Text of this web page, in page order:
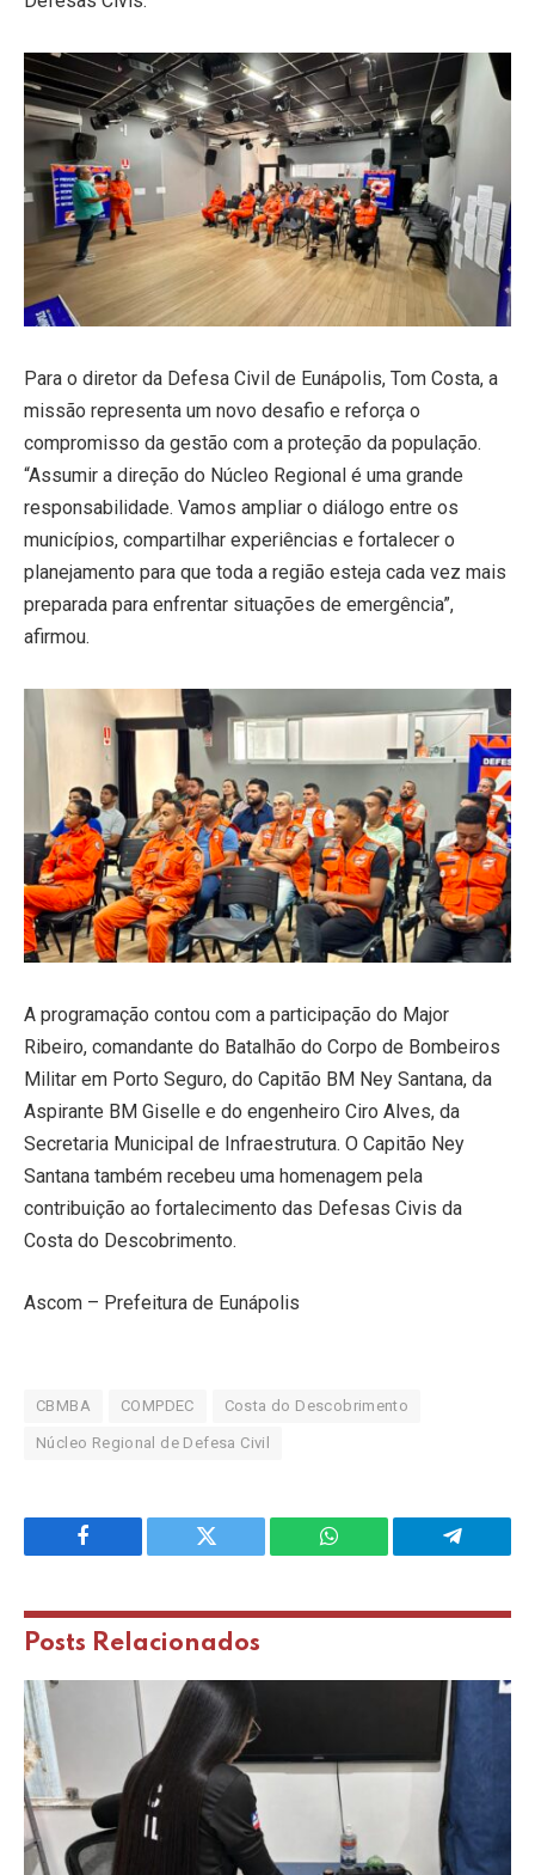
Para o diretor da Defesa Civil de Eunápolis, Tom Costa, a
missão representa um novo desafio e reforça o
compromisso da gestão com a proteção da população.
“Assumir a direção do Núcleo Regional é uma grande
responsabilidade. Vamos ampliar o diálogo entre os
municípios, compartilhar experiências e fortalecer o
planejamento para que toda a região esteja cada vez mais
preparada para enfrentar situações de emergência”,
afirmou.
A programação contou com a participação do Major
Ribeiro, comandante do Batalhão do Corpo de Bombeiros
Militar em Porto Seguro, do Capitão BM Ney Santana, da
Aspirante BM Giselle e do engenheiro Ciro Alves, da
Secretaria Municipal de Infraestrutura. O Capitão Ney
Santana também recebeu uma homenagem pela
contribuição ao fortalecimento das Defesas Civis da
Costa do Descobrimento.
Ascom – Prefeitura de Eunápolis
CBMBA COMPDEC Costa do Descobrimento
Núcleo Regional de Defesa Civil
Facebook Twitter WhatsApp Telegram
Posts Relacionados